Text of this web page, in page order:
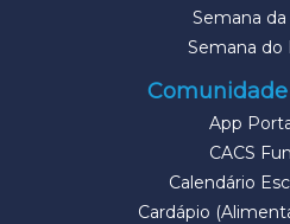
Semana
Semana do
App
CACS
Calendário
Cardápio